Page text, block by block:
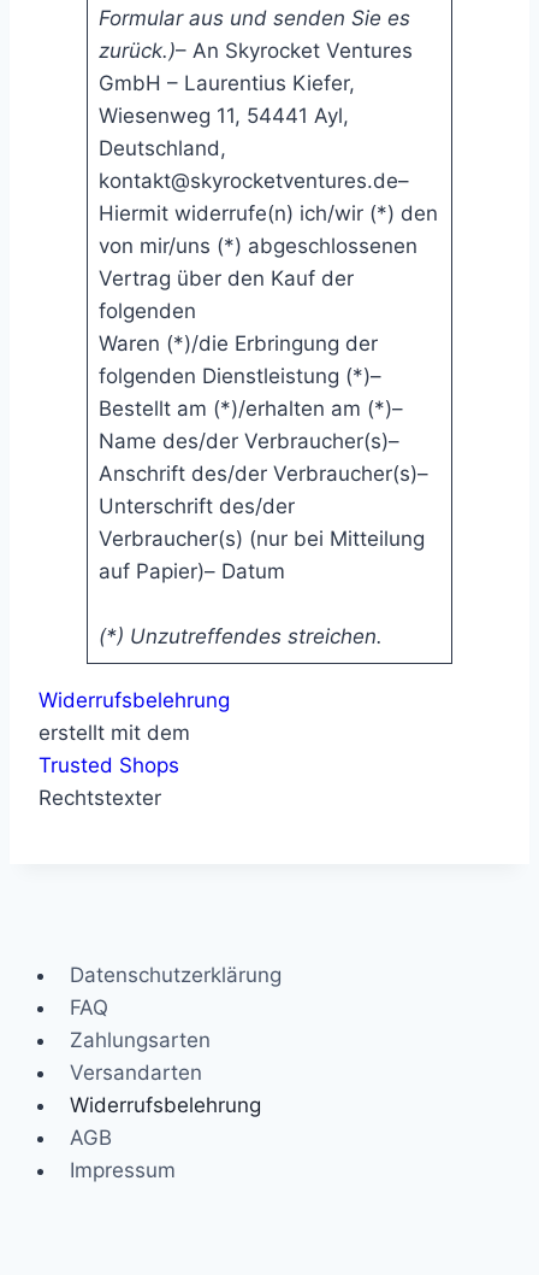
Formular aus und senden Sie es
zurück.)– An Skyrocket Ventures
GmbH – Laurentius Kiefer,
Wiesenweg 11, 54441 Ayl,
Deutschland,
kontakt@skyrocketventures.de–
Hiermit widerrufe(n) ich/wir (*) den
von mir/uns (*) abgeschlossenen
Vertrag über den Kauf der
folgenden
Waren (*)/die Erbringung der
folgenden Dienstleistung (*)–
Bestellt am (*)/erhalten am (*)–
Name des/der Verbraucher(s)–
Anschrift des/der Verbraucher(s)–
Unterschrift des/der
Verbraucher(s) (nur bei Mitteilung
auf Papier)– Datum
(*) Unzutreffendes streichen.
Widerrufsbelehrung
erstellt mit dem
Trusted Shops
Rechtstexter
Datenschutzerklärung
FAQ
Zahlungsarten
Versandarten
Widerrufsbelehrung
AGB
Impressum